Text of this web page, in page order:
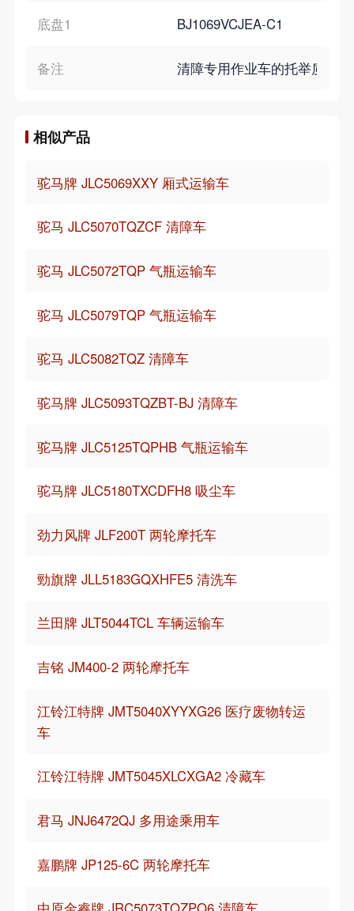
底盘1 BJ1069VCJEA-C1
备注 清障专用作业车的托举质量
相似产品
驼马牌 JLC5069XXY 厢式运输车
驼马 JLC5070TQZCF 清障车
驼马 JLC5072TQP 气瓶运输车
驼马 JLC5079TQP 气瓶运输车
驼马 JLC5082TQZ 清障车
驼马牌 JLC5093TQZBT-BJ 清障车
驼马牌 JLC5125TQPHB 气瓶运输车
驼马牌 JLC5180TXCDFH8 吸尘车
劲力风牌 JLF200T 两轮摩托车
勁旗牌 JLL5183GQXHFE5 清洗车
兰田牌 JLT5044TCL 车辆运输车
吉铭 JM400-2 两轮摩托车
江铃江特牌 JMT5040XYYXG26 医疗废物转运
车
江铃江特牌 JMT5045XLCXGA2 冷藏车
君马 JNJ6472QJ 多用途乘用车
嘉鹏牌 JP125-6C 两轮摩托车